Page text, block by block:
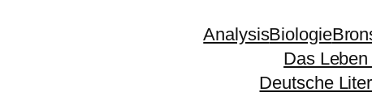
AnalysisBiologie
Das
Deutsche